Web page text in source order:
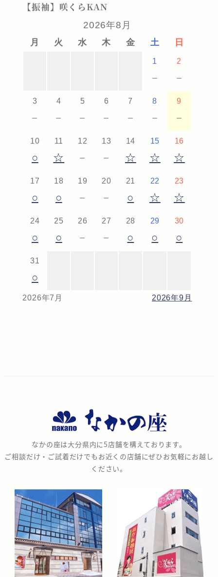
【振袖】咲くらKAN
2026年8月
月 火 水 木 金 土 日
1
－
2
－
3
－
4
－
5
－
6
－
7
－
8
－
9
－
10
○
11
☆
12
－
13
－
14
☆
15
☆
16
☆
17
○
18
○
19
－
20
－
21
○
22
☆
23
☆
24
○
25
○
26
－
27
－
28
○
29
○
30
○
31
○
2026年7月 2026年9月
座
なかの座は大分県内に5店舗を構えております。
ご相談だけ・ご試着だけでもお近くの店舗にぜひお気軽にお越し
ください。